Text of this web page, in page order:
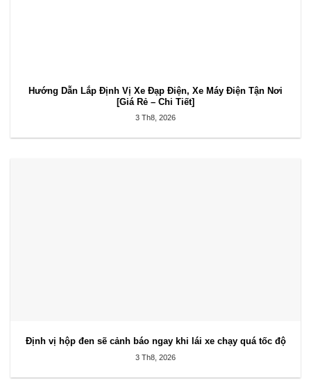
Hướng Dẫn Lắp Định Vị Xe Đạp Điện, Xe Máy Điện Tận Nơi
[Giá Rẻ – Chi Tiết]
3 Th8, 2026
Định vị hộp đen sẽ cảnh báo ngay khi lái xe chạy quá tốc độ
3 Th8, 2026